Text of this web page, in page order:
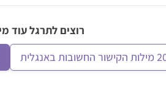
רוצים לתרגל עוד
באנגלית